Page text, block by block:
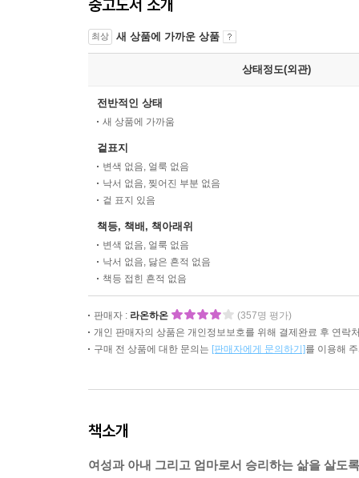
중고도서 소개
최상 새 상품에 가까운 상품
상태정도(외관)
전반적인 상태
새 상품에 가까움
겉표지
변색 없음, 얼룩 없음
낙서 없음, 찢어진 부분 없음
겉 표지 있음
책등, 책배, 책아래위
변색 없음, 얼룩 없음
낙서 없음, 닳은 흔적 없음
책등 접힌 흔적 없음
판매자 : 라온하온
(357명 평가)
개인 판매자의 상품은 개인정보보호를 위해 결제완료 후 연락
구매 전 상품에 대한 문의는 [판매자에게 문의하기]를 이용해
책소개
여성과 아내 그리고 엄마로서 승리하는 삶을 살도